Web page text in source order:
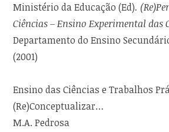
Ministério da Educação (Ed).
Ciências – Ensino Experimental das
Departamento do Ensino
(2001)
Ensino das Ciências e Trabalhos
(Re)Conceptualizar…
M.A. Pedrosa